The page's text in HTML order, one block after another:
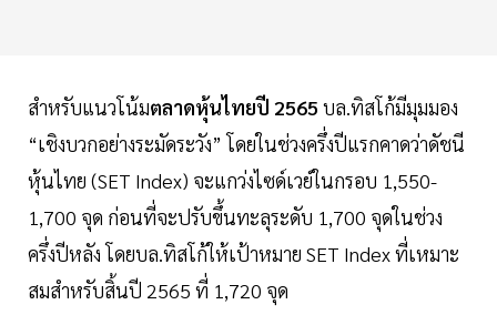
สำหรับแนวโน้มตลาดหุ้นไทยปี 2565 บล.ทิสโก้มีมุมมอง
“เชิงบวกอย่างระมัดระวัง” โดยในช่วงครึ่งปีแรกคาดว่าดัชนี
หุ้นไทย (SET Index) จะแกว่งไซด์เวย์ในกรอบ 1,550-
1,700 จุด ก่อนที่จะปรับขึ้นทะลุระดับ 1,700 จุดในช่วง
ครึ่งปีหลัง โดยบล.ทิสโก้ให้เป้าหมาย SET Index ที่เหมาะ
สมสำหรับสิ้นปี 2565 ที่ 1,720 จุด